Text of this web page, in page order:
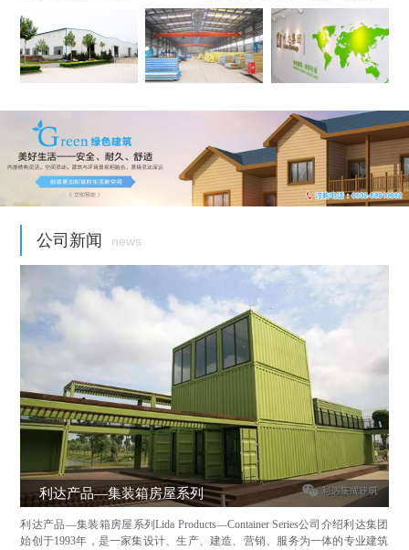
过了全球国际性的认证机构SGS和BV工厂审核。 公司具有钢结构工程专业承
包二级资质，是山东省及实力的集成房屋工程公司之一。 利达集团是中国钢
结构协会、中国国际贸易促进委员会等多家协会会员。公司是5.12抗震救灾
先进企业。
公司新闻 news
利达产品—集装箱房屋系列
利达产品—集装箱房屋系列Lida Products—Container Series公司介绍利达集团
始创于1993年，是一家集设计、生产、建造、营销、服务为一体的专业建筑